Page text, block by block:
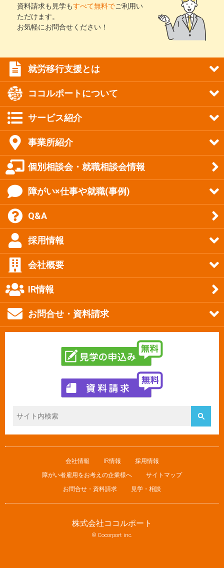
資料請求も見学もすべて無料でご利用い
ただけます。
お気軽にお問合せください！
就労移行支援とは
ココルポートについて
サービス紹介
事業所紹介
個別相談会・就職相談会情報
障がい×仕事や就職(事例)
Q&A
採用情報
会社概要
IR情報
お問合せ・資料請求
会社情報 IR情報
採用情報
障がい者雇用をお考えの企業様へ
サイトマップ
お問合せ・資料請求
見学・相談
株式会社ココルポート
© Cocorport inc.